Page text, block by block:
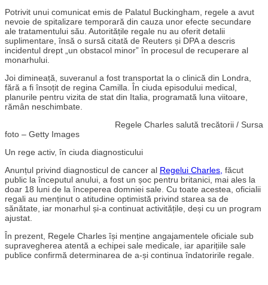
Potrivit unui comunicat emis de Palatul Buckingham, regele a avut
nevoie de spitalizare temporară din cauza unor efecte secundare
ale tratamentului său. Autoritățile regale nu au oferit detalii
suplimentare, însă o sursă citată de Reuters și DPA a descris
incidentul drept „un obstacol minor” în procesul de recuperare al
monarhului.
Joi dimineață, suveranul a fost transportat la o clinică din Londra,
fără a fi însoțit de regina Camilla. În ciuda episodului medical,
planurile pentru vizita de stat din Italia, programată luna viitoare,
rămân neschimbate.
Regele Charles salută trecătorii / Sursa
foto – Getty Images
Un rege activ, în ciuda diagnosticului
Anunțul privind diagnosticul de cancer al Regelui Charles, făcut
public la începutul anului, a fost un șoc pentru britanici, mai ales la
doar 18 luni de la începerea domniei sale. Cu toate acestea, oficialii
regali au menținut o atitudine optimistă privind starea sa de
sănătate, iar monarhul și-a continuat activitățile, deși cu un program
ajustat.
În prezent, Regele Charles își menține angajamentele oficiale sub
supravegherea atentă a echipei sale medicale, iar aparițiile sale
publice confirmă determinarea de a-și continua îndatoririle regale.